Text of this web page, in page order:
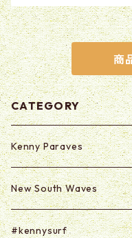
商
CATEGORY
Kenny Paraves
Secret (Paraves Club
Secret 0625-0703
New South Waves
#kennysurf